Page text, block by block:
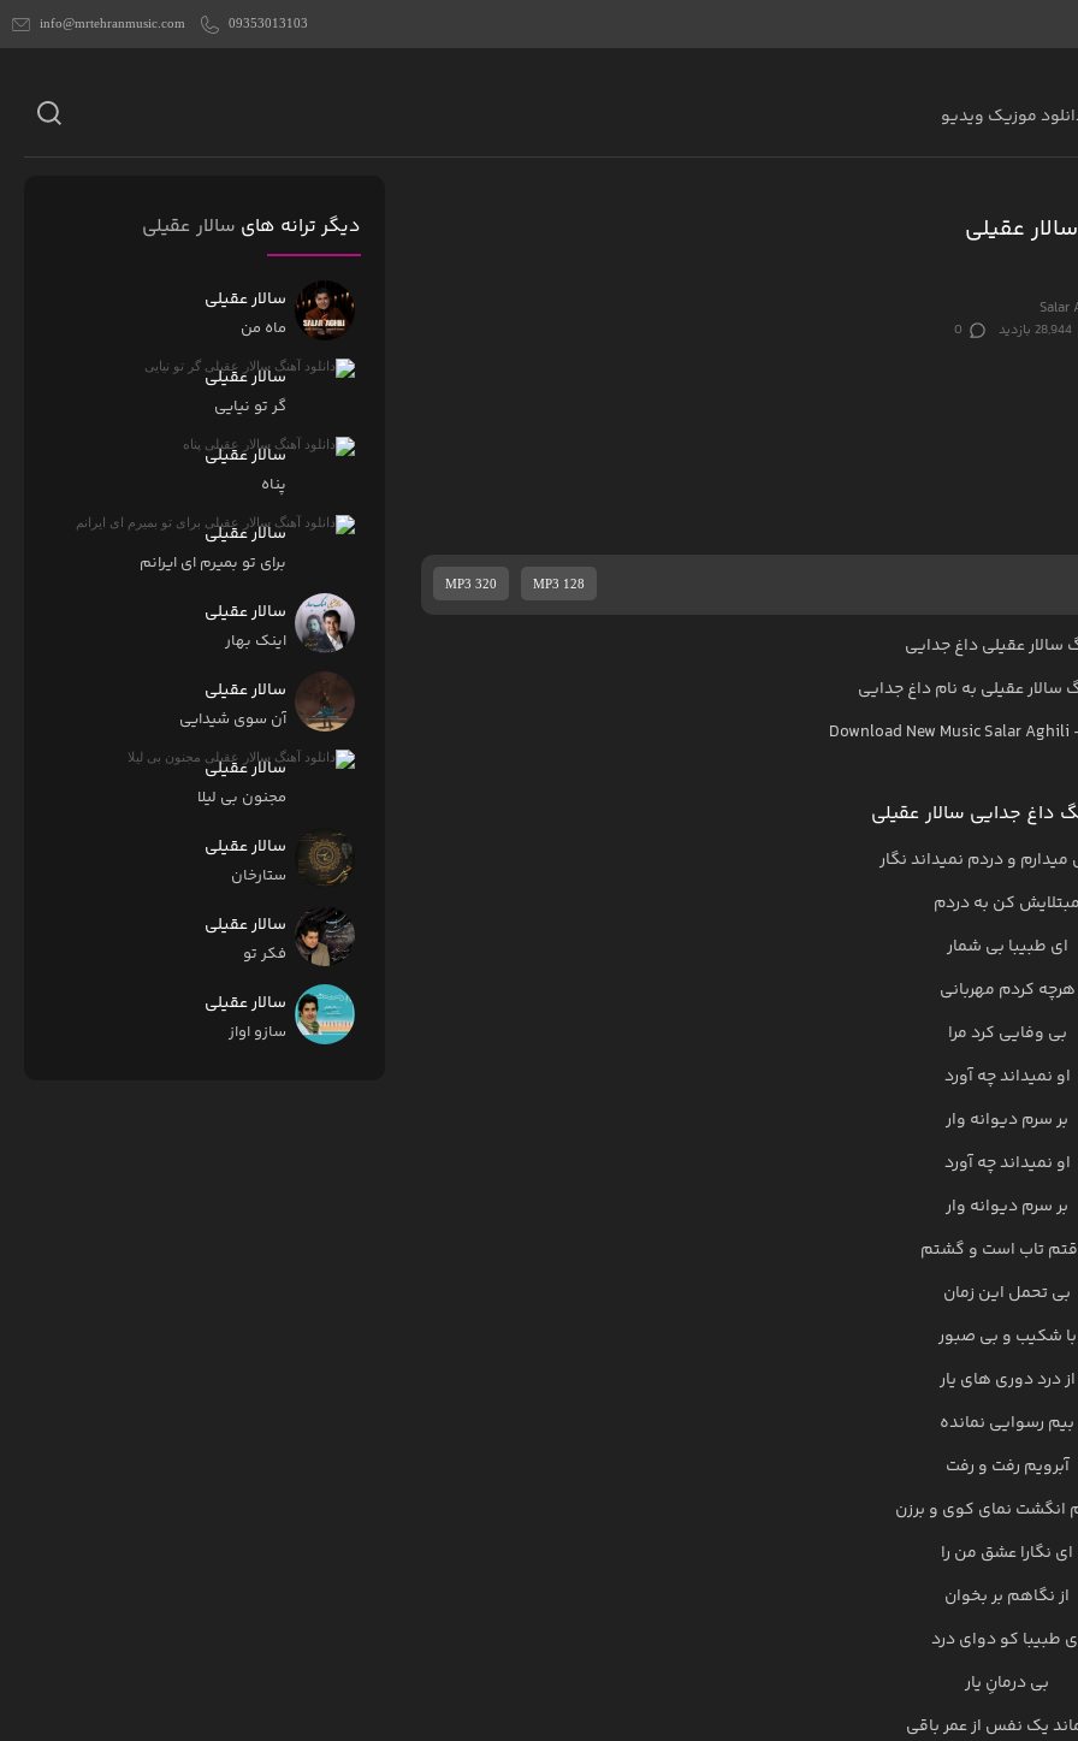
info@mrtehranmusic.com 09353013103
موزیک ویدیو
عقیلی
Salar
28,944 بازدید 0
MP3 320 MP3 128
سالار عقیلی داغ جدایی
سالار عقیلی به نامداغ جدایی
Download New MusicSalar Aghili
داغ جدایی سالار عقیلی
و دردم نمیداند نگار
مبتلایش کن به دردم
ای طبیبا بی شمار
هرچه کردم مهربانی
بی وفایی کرد مرا
او نمیداند چه آورد
بر سرم دیوانه وار
او نمیداند چه آورد
بر سرم دیوانه وار
تاب است و گشتم
بی تحمل این زمان
با شکیب و بی صبور
از درد دوری های یار
بیم رسوایی نمانده
آبرویم رفت و رفت
انگشت نمای کوی و برزن
ای نگارا عشق من را
از نگاهم بر بخوان
طبیبا کو دوای درد
بی درمانِ یار
یک نفس از عمر باقی
دیگر ترانه های سالار عقیلی
سالار عقیلی
ماه من
سالار عقیلی
گر تو نیایی
سالار عقیلی
پناه
سالار عقیلی
برای تو بمیرم ای ایرانم
سالار عقیلی
اینک بهار
سالار عقیلی
آن سوی شیدایی
سالار عقیلی
مجنون بی لیلا
سالار عقیلی
ستارخان
سالار عقیلی
فکر تو
سالار عقیلی
سازو اواز